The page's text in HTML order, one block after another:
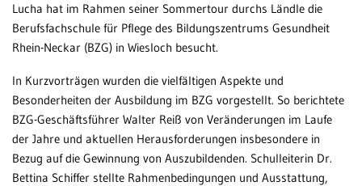
STANDORTE
Eberbach
Schwetzingen
Sinsheim
Weinheim
Lucha hat im Rahmen seiner Sommertour durchs Ländle die
Berufsfachschule für Pflege des Bildungszentrums Gesundheit
Rhein-Neckar (BZG) in Wiesloch besucht.
In Kurzvorträgen wurden die vielfältigen Aspekte und
Besonderheiten der Ausbildung im BZG vorgestellt. So berichtete
BZG-Geschäftsführer Walter Reiß von Veränderungen im Laufe
der Jahre und aktuellen Herausforderungen insbesondere in
Bezug auf die Gewinnung von Auszubildenden. Schulleiterin Dr.
Bettina Schiffer stellte Rahmenbedingungen und Ausstattung,